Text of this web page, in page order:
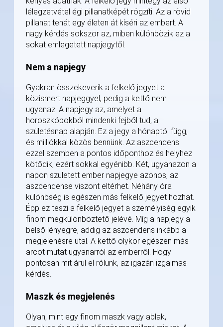
lélegzetvétel égi pillanatképét rögzíti. Az a rövid
pillanat tehát egy életen át kíséri az embert. A
nagy kérdés sokszor az, miben különbözik ez a
sokat emlegetett napjegytől.
Nem a napjegy
Gyakran összekeverik a felkelő jegyet a
közismert napjeggyel, pedig a kettő nem
ugyanaz. A napjegy az, amelyet a
horoszkópokból mindenki fejből tud, a
születésnap alapján. Ez a jegy a hónaptól függ,
és milliókkal közös bennünk. Az aszcendens
ezzel szemben a pontos időponthoz és helyhez
kötődik, ezért sokkal egyénibb. Két, ugyanazon a
napon született ember napjegye azonos, az
aszcendense viszont eltérhet. Néhány óra
különbség is egészen más felkelő jegyet hozhat.
Épp ez teszi a felkelő jegyet a személyiség egyik
finom megkülönböztető jelévé. Míg a napjegy a
belső lényegre, addig az aszcendens inkább a
megjelenésre utal. A kettő olykor egészen más
arcot mutat ugyanarról az emberről. Hogy
pontosan mit árul el rólunk, az igazán izgalmas
kérdés.
Maszk és megjelenés
Olyan, mint egy finom maszk vagy ablak,